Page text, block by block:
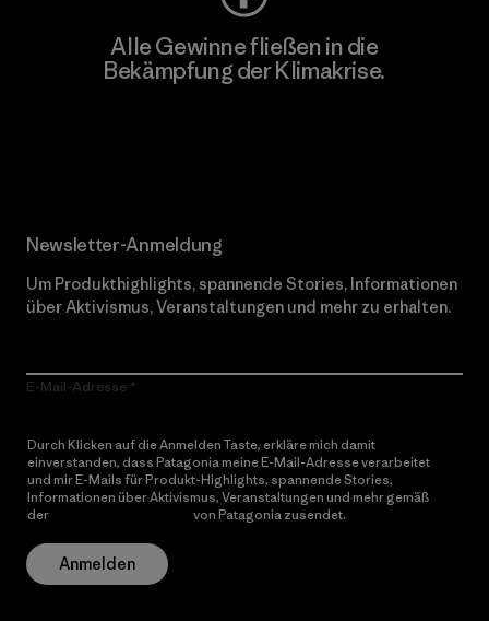
Alle Gewinne fließen in die
Bekämpfung der Klimakrise.
Newsletter-Anmeldung
Um Produkthighlights, spannende Stories, Informationen
über Aktivismus, Veranstaltungen und mehr zu erhalten.
E-Mail-Adresse
Durch Klicken auf die Anmelden Taste, erkläre mich damit
einverstanden, dass Patagonia meine E-Mail-Adresse verarbeitet
und mir E-Mails für Produkt-Highlights, spannende Stories,
Informationen über Aktivismus, Veranstaltungen und mehr gemäß
der
von Patagonia zusendet.
Anmelden